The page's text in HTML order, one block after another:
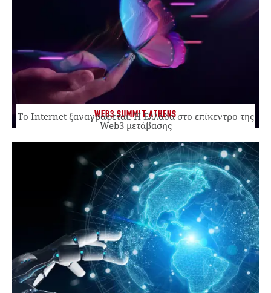
WEB3 SUMMIT ATHENS
Το Internet ξαναγράφεται. Η Ελλάδα στο επίκεντρο της
Web3 μετάβασης